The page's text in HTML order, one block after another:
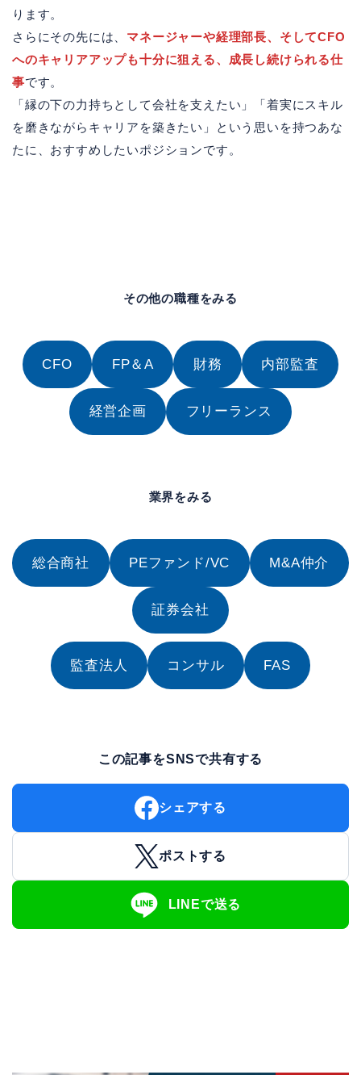
ります。
さらにその先には、 マネージャーや経理部長、そしてCFO
へのキャリアアップも十分に狙える、成長し続けられる仕
事です。
「縁の下の力持ちとして会社を支えたい」「着実にスキル
を磨きながらキャリアを築きたい」という思いを持つあな
たに、おすすめしたいポジションです。
その他の職種をみる
CFO FP＆A 財務 内部監査
経営企画 フリーランス
業界をみる
総合商社 PEファンド/VC M&A仲介
証券会社
監査法人 コンサル FAS
この記事をSNSで共有する
シェアする
ポストする
LINEで送る